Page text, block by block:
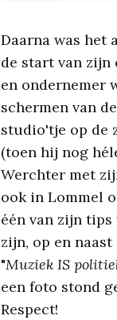
Daarna was het
de start van
en ondernemer
schermen van
studio'tje op de
(toen hij nog
Werchter met
ook in Lommel
één van zijn
zijn, op en
"Muziek IS
een foto stond
Respect!